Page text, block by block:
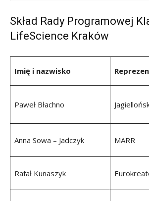
Skład Rady Programowej
LifeScience Kraków
Imię i nazwisko
Paweł Błachno
Anna Sowa – Jadczyk MARR
Rafał Kunaszyk